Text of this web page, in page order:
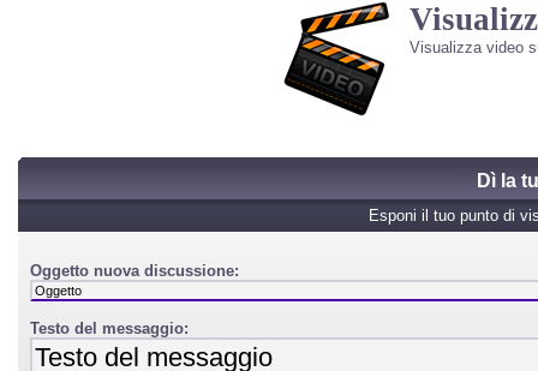
Visualizza video
Dì la
Esponi il tuo punto di
Oggetto nuova discussione:
Testo del messaggio: